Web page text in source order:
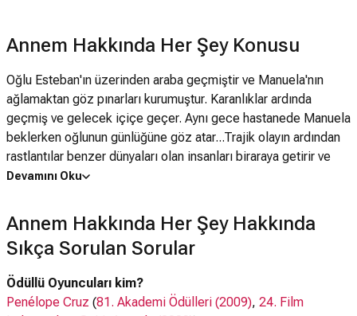
Annem Hakkında Her Şey Konusu
Oğlu Esteban'ın üzerinden araba geçmiştir ve Manuela'nın
ağlamaktan göz pınarları kurumuştur. Karanlıklar ardında
geçmiş ve gelecek içiçe geçer. Aynı gece hastanede Manuela
beklerken oğlunun günlüğüne göz atar...Trajik olayın ardından
rastlantılar benzer dünyaları olan insanları biraraya getirir ve
herkesin birbirini zenginleştirdiği bir paylaşım başlar. İspanyol
etkileyici bir filmi. Kadınlara ve annelere ithaf edilmiş, son
derece hüzünlü ve keyifli bir başyapıt. Annem Hakkında Her
Şey Türkiye'de ilk olarak 26 Mayıs 2000'de gösterime girdi, 1
Eylül 2017'de yeniden gösterime alındı.
Devamını Oku
Annem Hakkında Her Şey Hakkında
Sıkça Sorulan Sorular
Ödüllü Oyuncuları kim?
Penélope Cruz (81. Akademi Ödülleri (2009), 24. Film